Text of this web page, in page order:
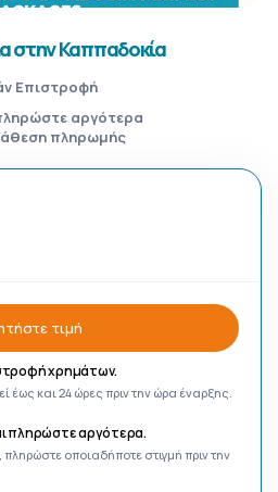
στην Καππαδοκία
Επιστροφή
αργότερα
πληρωμής
τιμή
χρημάτων.
έως και 24 ώρες πριν την ώρα έναρξης.
πληρώστε αργότερα.
οποιαδήποτε στιγμή πριν την